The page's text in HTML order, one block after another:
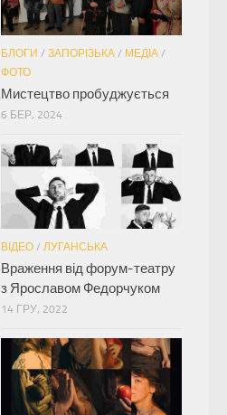
БЛОГИ / ЗАПОРІЗЬКА / МЕДІА /
ФОТО
Мистецтво пробуджується
6 БЕР, 2024
ВІДЕО / ЛУГАНСЬКА
Враження від форум-театру
з Ярославом Федорчуком
14 ГРУ, 2022